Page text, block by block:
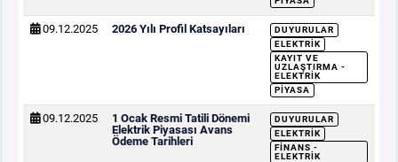
09.12.2025 2026 Yılı Profil Katsayıları
DUYURULAR
ELEKTRIK
KAYIT VE
UZLAŞTIRMA -
ELEKTRIK
PIYASA
09.12.2025
1 Ocak Resmi Tatili Dönemi
Elektrik Piyasası Avans
Ödeme Tarihleri
DUYURULAR
ELEKTRIK
FINANS -
ELEKTRIK